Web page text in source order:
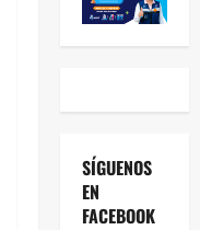
SÍGUENOS
EN
FACEBOOK